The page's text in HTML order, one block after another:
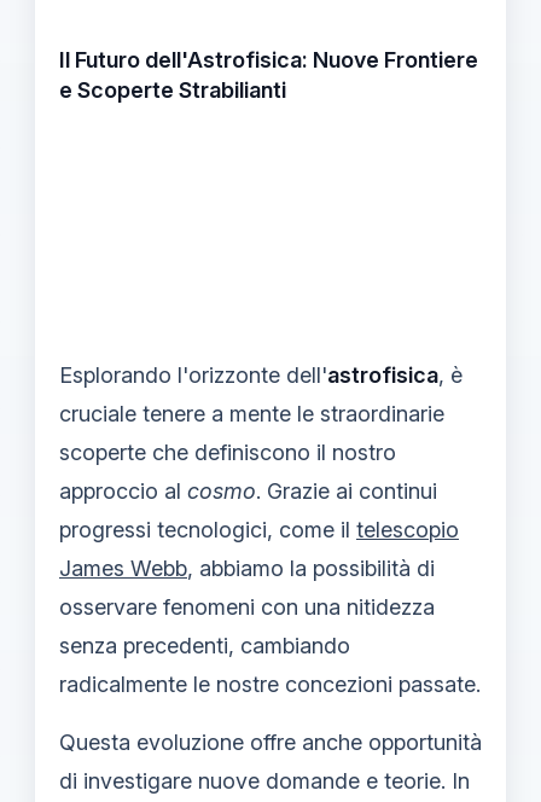
Il Futuro dell'Astrofisica: Nuove Frontiere
e Scoperte Strabilianti
Esplorando l'orizzonte dell'astrofisica, è
cruciale tenere a mente le straordinarie
scoperte che definiscono il nostro
approccio al cosmo. Grazie ai continui
progressi tecnologici, come il telescopio
James Webb, abbiamo la possibilità di
osservare fenomeni con una nitidezza
senza precedenti, cambiando
radicalmente le nostre concezioni passate.
Questa evoluzione offre anche opportunità
di investigare nuove domande e teorie. In